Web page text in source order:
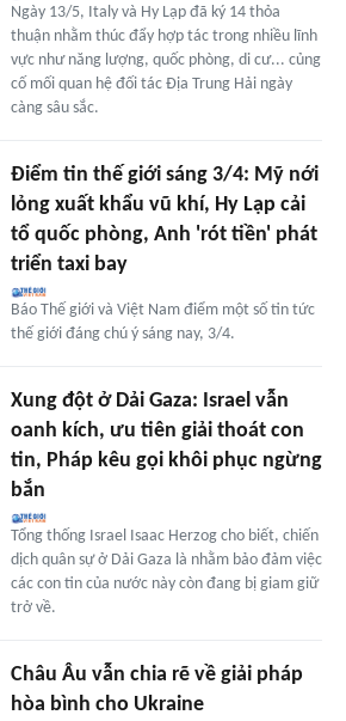
Ngày 13/5, Italy và Hy Lạp đã ký 14 thỏa
thuận nhằm thúc đẩy hợp tác trong nhiều lĩnh
vực như năng lượng, quốc phòng, di cư... củng
cố mối quan hệ đối tác Địa Trung Hải ngày
càng sâu sắc.
Điểm tin thế giới sáng 3/4: Mỹ nới
lỏng xuất khẩu vũ khí, Hy Lạp cải
tổ quốc phòng, Anh 'rót tiền' phát
triển taxi bay
Báo Thế giới và Việt Nam điểm một số tin tức
thế giới đáng chú ý sáng nay, 3/4.
Xung đột ở Dải Gaza: Israel vẫn
oanh kích, ưu tiên giải thoát con
tin, Pháp kêu gọi khôi phục ngừng
bắn
Tổng thống Israel Isaac Herzog cho biết, chiến
dịch quân sự ở Dải Gaza là nhằm bảo đảm việc
các con tin của nước này còn đang bị giam giữ
trở về.
Châu Âu vẫn chia rẽ về giải pháp
hòa bình cho Ukraine